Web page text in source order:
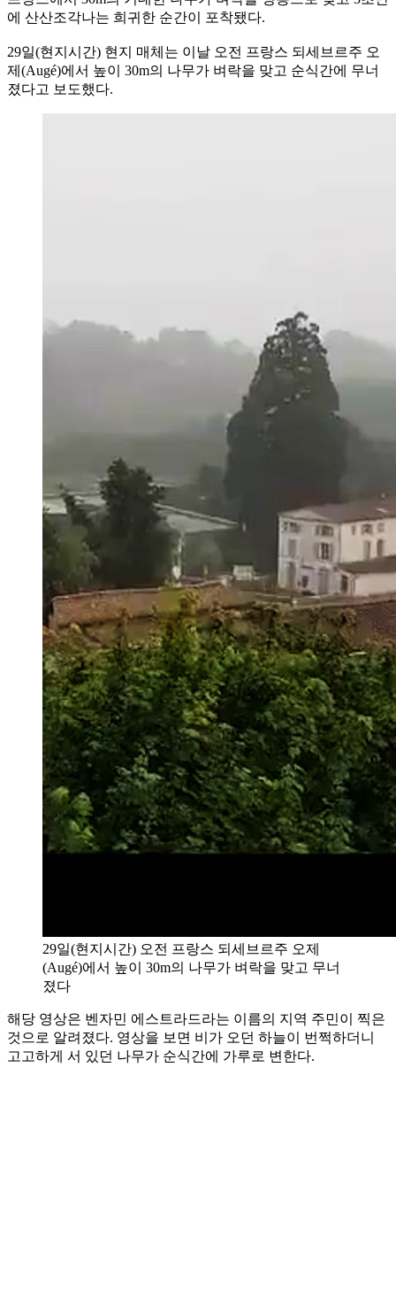
에 산산조각나는 희귀한 순간이 포착됐다.
29일(현지시간) 현지 매체는 이날 오전 프랑스 되세브르주 오
제(Augé)에서 높이 30m의 나무가 벼락을 맞고 순식간에 무너
졌다고 보도했다.
29일(현지시간) 오전 프랑스 되세브르주 오제
(Augé)에서 높이 30m의 나무가 벼락을 맞고 무너
졌다
해당 영상은 벤자민 에스트라드라는 이름의 지역 주민이 찍은
것으로 알려졌다. 영상을 보면 비가 오던 하늘이 번쩍하더니
고고하게 서 있던 나무가 순식간에 가루로 변한다.